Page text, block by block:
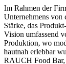
Im Rahmen der
Unternehmens von
Stärke, das
Vision umfassend
Produktion, wo
hautnah erlebbar
RAUCH Food Bar,